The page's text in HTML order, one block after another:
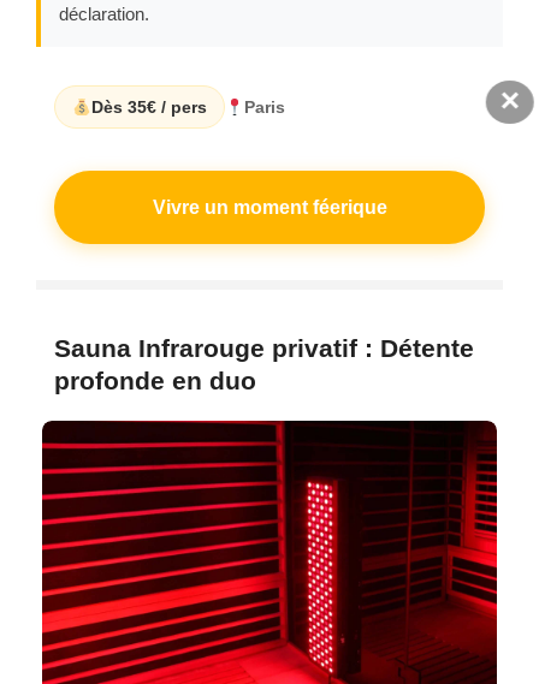
déclaration.
Dès 35€ / pers Paris
Vivre un moment féerique
Sauna Infrarouge privatif : Détente
profonde en duo
×